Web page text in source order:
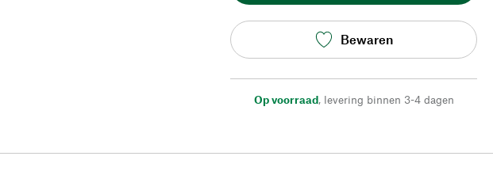
Bewaren
Op voorraad, levering binnen 3-4 dagen